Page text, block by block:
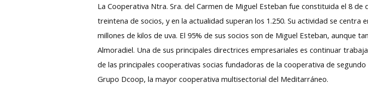
La Cooperativa Ntra. Sra. del Carmen de Miguel Esteban fue constituida el 8 de
treintena de socios, y en la actualidad superan los 1.250. Su actividad se centra
millones de kilos de uva. El 95% de sus socios son de Miguel Esteban, aunque
Almoradiel. Una de sus principales directrices empresariales es continuar
de las principales cooperativas socias fundadoras de la cooperativa de
Grupo Dcoop, la mayor cooperativa multisectorial del Meditarráneo.